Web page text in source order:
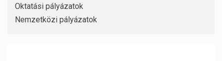
Oktatási pályázatok
Nemzetközi pályázatok